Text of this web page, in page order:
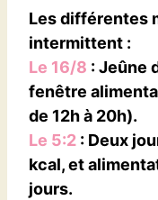
Les différentes
intermittent :
Le 16/8 : Jeûne
fenêtre
de 12h à 20h).
Le 5:2 : Deux
kcal, et
jours.